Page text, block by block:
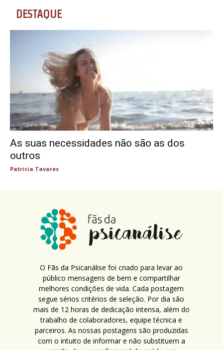
DESTAQUE
As suas necessidades não são as dos
outros
Patricia Tavares
O Fãs da Psicanálise foi criado para levar ao
público mensagens de bem e compartilhar
melhores condições de vida. Cada postagem
segue sérios critérios de seleção. Por dia são
mais de 12 horas de dedicação intensa, além do
trabalho de colaboradores, equipe técnica e
parceiros. As nossas postagens são produzidas
com o intuito de informar e não substituem a